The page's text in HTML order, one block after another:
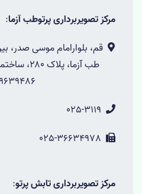
مرکز تصویربرداری پرتوطب آزما:
طب آزما،
مرکز تصویربرداری تابش پرتو: